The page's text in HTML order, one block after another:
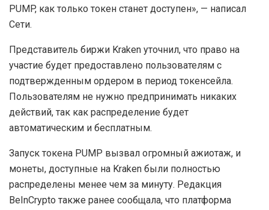
PUMP, как только токен станет доступен», — написал
Сети.
Представитель биржи Kraken уточнил, что право на
участие будет предоставлено пользователям с
подтвержденным ордером в период токенсейла.
Пользователям не нужно предпринимать никаких
действий, так как распределение будет
автоматическим и бесплатным.
Запуск токена PUMP вызвал огромный ажиотаж, и
монеты, доступные на Kraken были полностью
распределены менее чем за минуту. Редакция
BeInCrypto также ранее сообщала, что платформа